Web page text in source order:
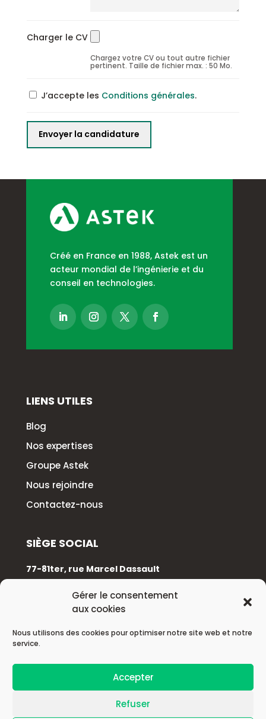
Gérer le consentement
aux cookies
Nous utilisons des cookies pour optimiser notre site web et notre
service.
Accepter
Refuser
Charger le CV
Chargez votre CV ou tout autre fichier
pertinent. Taille de fichier max. : 50 Mo.
J’accepte les Conditions générales.
Créé en France en 1988, Astek est un
acteur mondial de l’ingénierie et du
conseil en technologies.
LIENS UTILES
Blog
Nos expertises
Groupe Astek
Nous rejoindre
Contactez-nous
SIÈGE SOCIAL
77-81ter, rue Marcel Dassault
92100 Boulogne-Billancourt